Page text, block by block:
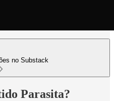
no Substack
Parasita?